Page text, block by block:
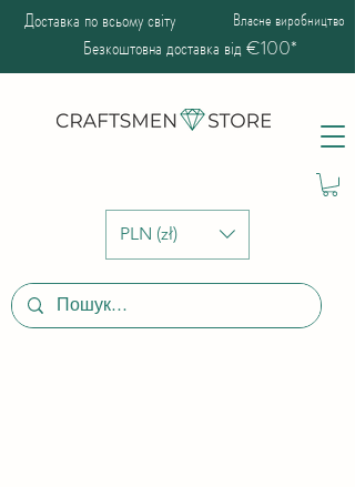
PLN (zł)
Доставка по всьому світу Власне виробництво
Безкоштовна доставка від €100*